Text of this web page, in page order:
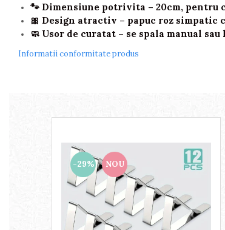
Articole de vara
Genti termoizolante
Jucarii de plaja
🐾 Dimensiune potrivita – 20cm, pentru
🎀 Design atractiv – papuc roz simpatic
🧼 Usor de curatat – se spala manual
Informatii conformitate produs
-29% NOU